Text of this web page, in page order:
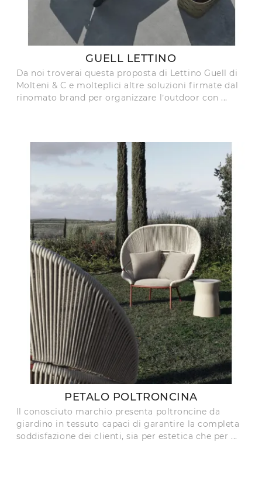
GUELL LETTINO
Da noi troverai questa proposta di Lettino Guell di
Molteni & C e molteplici altre soluzioni firmate dal
rinomato brand per organizzare l’outdoor con ...
PETALO POLTRONCINA
Il conosciuto marchio presenta poltroncine da
giardino in tessuto capaci di garantire la completa
soddisfazione dei clienti, sia per estetica che per ...